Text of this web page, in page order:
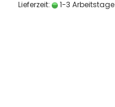
Lieferzeit: 1-3 Arbeitstage